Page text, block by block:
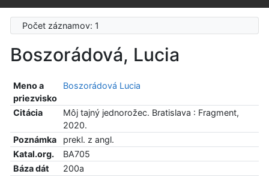
Počet záznamov: 1
Boszorádová, Lucia
Meno a
priezvisko
Boszorádová Lucia
Citácia
Môj tajný jednorožec. Bratislava : Fragment,
2020.
Poznámka
prekl. z angl.
Katal.org.
BA705
Báza dát
200a